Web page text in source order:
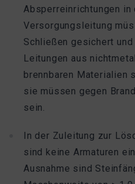
Absperreinrichtungen in
Versorgungsleitung
Schließen gesichert
Leitungen aus
brennbaren Materialien
sie müssen gegen
sein.
In der Zuleitung zur
sind keine Armaturen
Ausnahme sind